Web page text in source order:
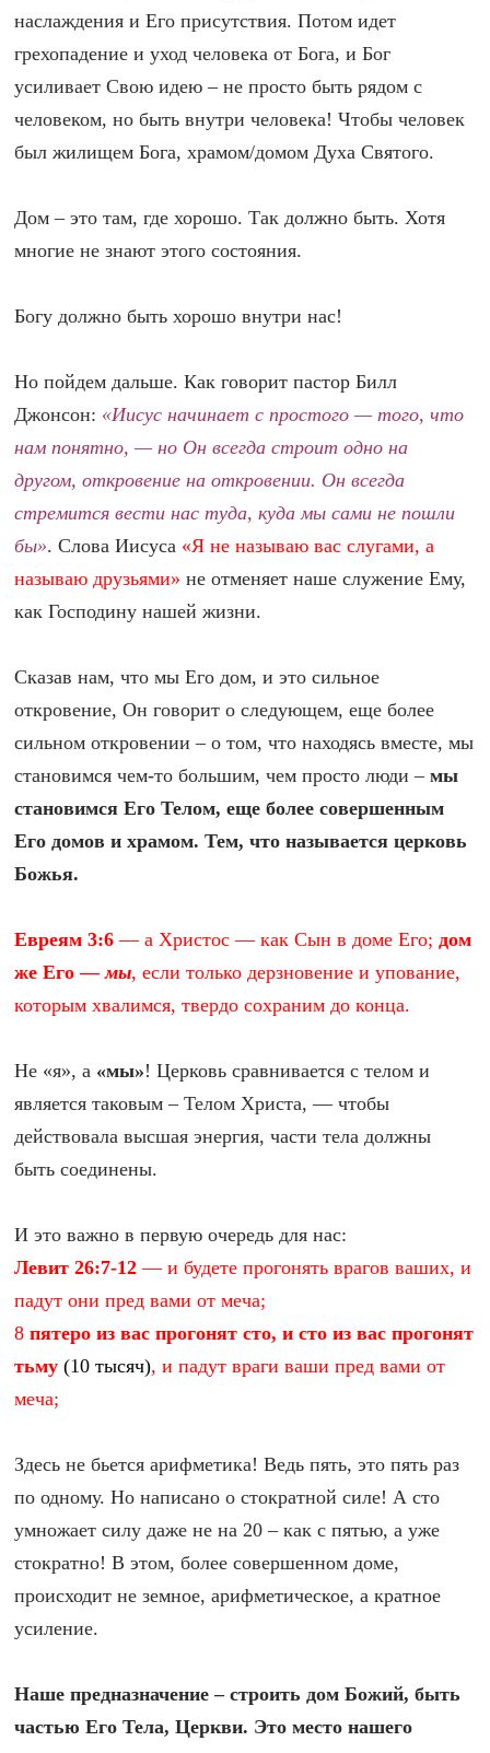
наслаждения и Его присутствия. Потом идет
грехопадение и уход человека от Бога, и Бог
усиливает Свою идею – не просто быть рядом с
человеком, но быть внутри человека! Чтобы человек
был жилищем Бога, храмом/домом Духа Святого.
Дом – это там, где хорошо. Так должно быть. Хотя
многие не знают этого состояния.
Богу должно быть хорошо внутри нас!
Но пойдем дальше. Как говорит пастор Билл
Джонсон: «Иисус начинает с простого — того, что
нам понятно, — но Он всегда строит одно на
другом, откровение на откровении. Он всегда
стремится вести нас туда, куда мы сами не пошли
бы». Слова Иисуса «Я не называю вас слугами, а
называю друзьями» не отменяет наше служение Ему,
как Господину нашей жизни.
Сказав нам, что мы Его дом, и это сильное
откровение, Он говорит о следующем, еще более
сильном откровении – о том, что находясь вместе, мы
становимся чем-то большим, чем просто люди –мы
становимся Его Телом, еще более совершенным
Его домов и храмом. Тем, что называется церковь
Божья.
Евреям 3:6 — а Христос — как Сын в доме Его; дом
же Его —мы, если только дерзновение и упование,
которым хвалимся, твердо сохраним до конца.
Не «я», а «мы»! Церковь сравнивается с телом и
является таковым – Телом Христа, — чтобы
действовала высшая энергия, части тела должны
быть соединены.
И это важно в первую очередь для нас:
Левит 26:7-12 — и будете прогонять врагов ваших, и
падут они пред вами от меча;
8пятеро из вас прогонят сто, и сто из вас прогонят
тьму (10 тысяч), и падут враги ваши пред вами от
меча;
Здесь не бьется арифметика! Ведь пять, это пять раз
по одному. Но написано о стократной силе! А сто
умножает силу даже не на 20 – как с пятью, а уже
стократно! В этом, более совершенном доме,
происходит не земное, арифметическое, а кратное
усиление.
Наше предназначение – строить дом Божий, быть
частью Его Тела, Церкви. Это место нашего